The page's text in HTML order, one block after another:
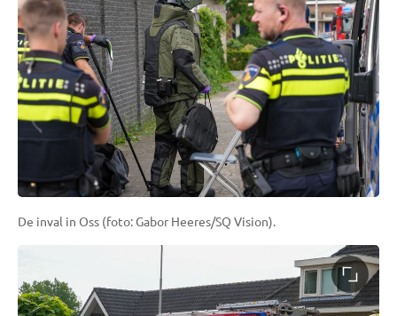
De inval in Oss (foto: Gabor Heeres/SQ Vision).